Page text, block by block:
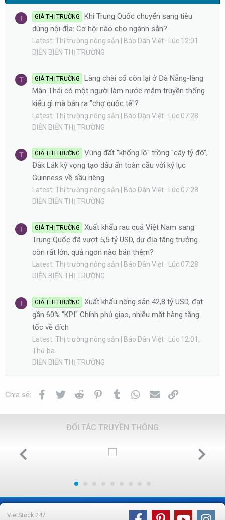
T GIÁ THỊ TRƯỜNG
Khi Trung Quốc chuyển sang tiêu
dùng nội địa: Cơ hội nào cho ngành sắn?
Latest: Thị trường nông sản | Báo Dân Việt
Lúc 12:01
DIỄN BIẾN THỊ TRƯỜNG
T GIÁ THỊ TRƯỜNG
Làng chài cổ còn lại ở Đà Nẵng-làng
Mân Thái có một người làm nước mắm truyền thống
kiểu gì mà bán ra "chợ quốc tế"?
Latest: Thị trường nông sản | Báo Dân Việt
Lúc 07:28
DIỄN BIẾN THỊ TRƯỜNG
T GIÁ THỊ TRƯỜNG
Vùng đất "khổng lồ" trồng "cây tỷ đô",
Đắk Lắk kỳ vọng tạo dấu ấn toàn cầu với kỷ lục
Guinness về sầu riêng
Latest: Thị trường nông sản | Báo Dân Việt
Lúc 07:28
DIỄN BIẾN THỊ TRƯỜNG
T GIÁ THỊ TRƯỜNG
Xuất khẩu rau quả Việt Nam sang
Trung Quốc đã vượt 5,5 tỷ USD, dư địa tăng trưởng
còn rất lớn, quả ngon nào bán thêm?
Latest: Thị trường nông sản | Báo Dân Việt
Lúc 07:28
DIỄN BIẾN THỊ TRƯỜNG
T GIÁ THỊ TRƯỜNG
Xuất khẩu nông sản 42,8 tỷ USD, đạt
gần 60% "KPI" Chính phủ giao, nhiều mặt hàng tăng
tốc về đích
Latest: Thị trường nông sản | Báo Dân Việt
Lúc 12:01,
Thứ ba
DIỄN BIẾN THỊ TRƯỜNG
Chia sẻ: Facebook
Twitter Reddit PinterestTumblr WhatsApp
Email
ĐỐI TÁC TRUYỀN THÔNG
VietStock 247